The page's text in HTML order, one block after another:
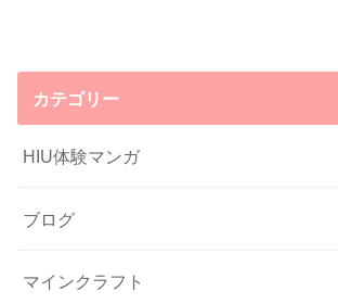
カテゴリー
HIU体験マンガ
ブログ
マインクラフト